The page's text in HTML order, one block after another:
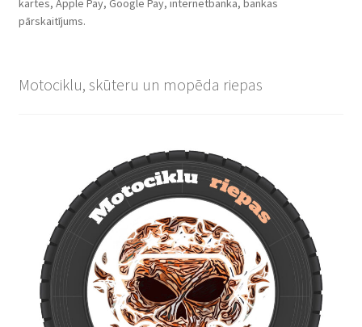
kartes, Apple Pay, Google Pay, internetbanka, bankas
pārskaitījums.
Motociklu, skūteru un mopēda riepas